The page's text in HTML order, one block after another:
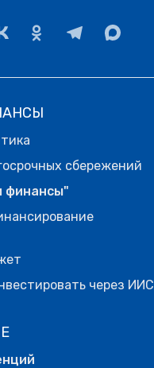
сбережений
финансы"
через ИИС